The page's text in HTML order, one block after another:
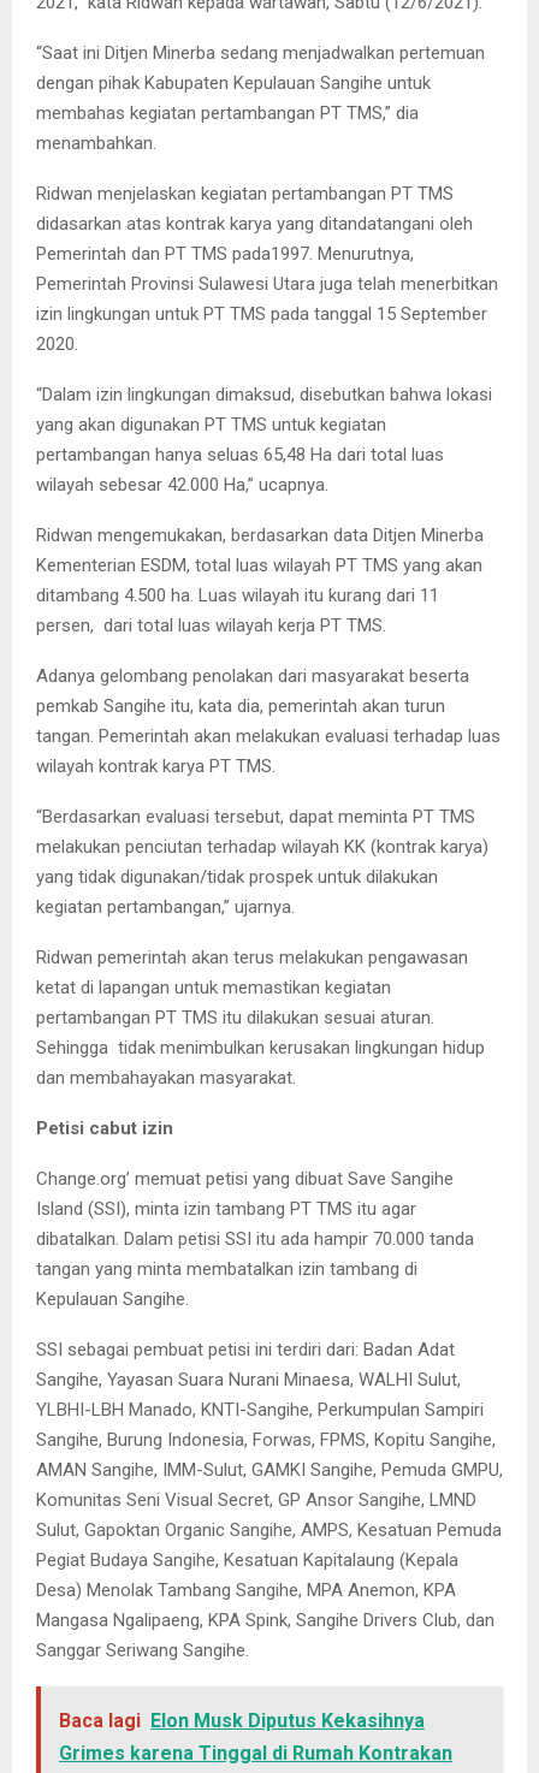
“Saat ini Ditjen Minerba sedang menjadwalkan pertemuan
dengan pihak Kabupaten Kepulauan Sangihe untuk
membahas kegiatan pertambangan PT TMS,” dia
menambahkan.
Ridwan menjelaskan kegiatan pertambangan PT TMS
didasarkan atas kontrak karya yang ditandatangani oleh
Pemerintah dan PT TMS pada1997. Menurutnya,
Pemerintah Provinsi Sulawesi Utara juga telah menerbitkan
izin lingkungan untuk PT TMS pada tanggal 15 September
2020.
“Dalam izin lingkungan dimaksud, disebutkan bahwa lokasi
yang akan digunakan PT TMS untuk kegiatan
pertambangan hanya seluas 65,48 Ha dari total luas
wilayah sebesar 42.000 Ha,” ucapnya.
Ridwan mengemukakan, berdasarkan data Ditjen Minerba
Kementerian ESDM, total luas wilayah PT TMS yang akan
ditambang 4.500 ha. Luas wilayah itu kurang dari 11
persen, dari total luas wilayah kerja PT TMS.
Adanya gelombang penolakan dari masyarakat beserta
pemkab Sangihe itu, kata dia, pemerintah akan turun
tangan. Pemerintah akan melakukan evaluasi terhadap luas
wilayah kontrak karya PT TMS.
“Berdasarkan evaluasi tersebut, dapat meminta PT TMS
melakukan penciutan terhadap wilayah KK (kontrak karya)
yang tidak digunakan/tidak prospek untuk dilakukan
kegiatan pertambangan,” ujarnya.
Ridwan pemerintah akan terus melakukan pengawasan
ketat di lapangan untuk memastikan kegiatan
pertambangan PT TMS itu dilakukan sesuai aturan.
Sehingga tidak menimbulkan kerusakan lingkungan hidup
dan membahayakan masyarakat.
Petisi cabut izin
Change.org’ memuat petisi yang dibuat Save Sangihe
Island (SSI), minta izin tambang PT TMS itu agar
dibatalkan. Dalam petisi SSI itu ada hampir 70.000 tanda
tangan yang minta membatalkan izin tambang di
Kepulauan Sangihe.
SSI sebagai pembuat petisi ini terdiri dari: Badan Adat
Sangihe, Yayasan Suara Nurani Minaesa, WALHI Sulut,
YLBHI-LBH Manado, KNTI-Sangihe, Perkumpulan Sampiri
Sangihe, Burung Indonesia, Forwas, FPMS, Kopitu Sangihe,
AMAN Sangihe, IMM-Sulut, GAMKI Sangihe, Pemuda GMPU,
Komunitas Seni Visual Secret, GP Ansor Sangihe, LMND
Sulut, Gapoktan Organic Sangihe, AMPS, Kesatuan Pemuda
Pegiat Budaya Sangihe, Kesatuan Kapitalaung (Kepala
Desa) Menolak Tambang Sangihe, MPA Anemon, KPA
Mangasa Ngalipaeng, KPA Spink, Sangihe Drivers Club, dan
Sanggar Seriwang Sangihe.
Baca lagi Elon Musk Diputus Kekasihnya
Grimes karena Tinggal di Rumah Kontrakan